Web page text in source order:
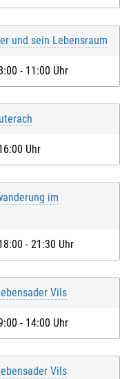
und sein Lebensraum
- 11:00 Uhr
Uhr
im
- 21:30 Uhr
Vils
- 14:00 Uhr
Vils